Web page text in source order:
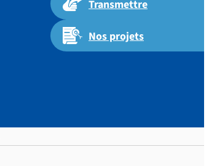
Transmettre
Nos projets